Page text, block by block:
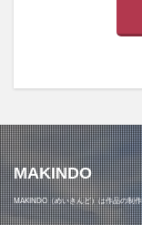
MAKINDO
MAKINDO（めいきんど）は作品の制